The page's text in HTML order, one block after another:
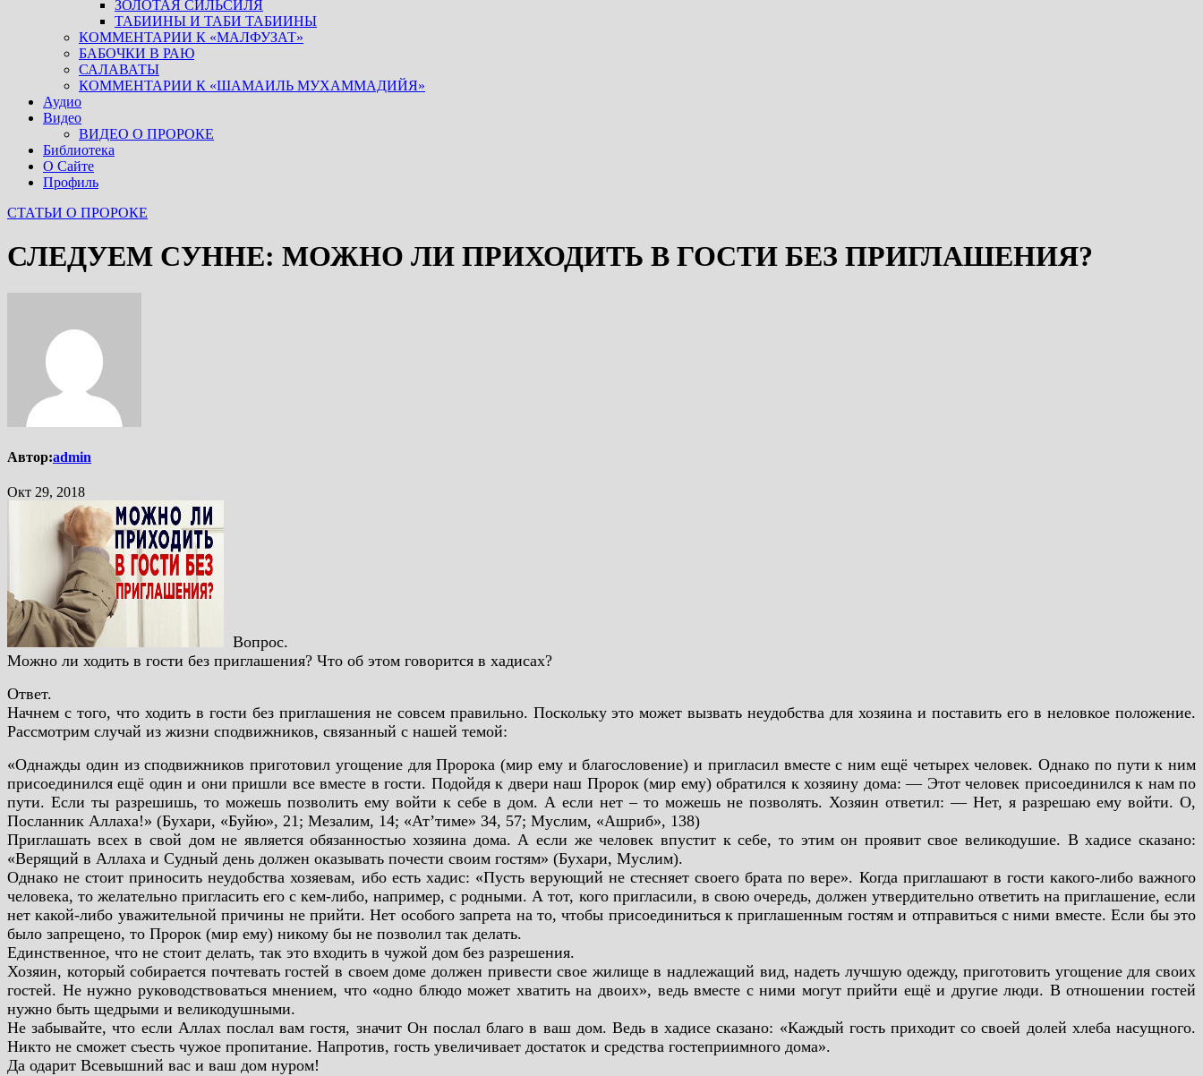
ЗОЛОТАЯ СИЛЬСИЛЯ
ТАБИИНЫ И ТАБИ ТАБИИНЫ
КОММЕНТАРИИ К «МАЛФУЗАТ»
БАБОЧКИ В РАЮ
САЛАВАТЫ
КОММЕНТАРИИ К «ШАМАИЛЬ МУХАММАДИЙЯ»
Аудио
Видео
ВИДЕО О ПРОРОКЕ
Библиотека
О Сайте
Профиль
СТАТЬИ О ПРОРОКЕ
СЛЕДУЕМ СУННЕ: МОЖНО ЛИ ПРИХОДИТЬ В ГОСТИ БЕЗ ПРИГЛАШЕНИЯ?
Автор:admin
Окт 29, 2018
Вопрос.
Можно ли ходить в гости без приглашения? Что об этом говорится в хадисах?
Ответ.
Начнем с того, что ходить в гости без приглашения не совсем правильно. Поскольку это может вызвать неудобства для хозяина и поставить его в неловкое положение.
Рассмотрим случай из жизни сподвижников, связанный с нашей темой:
«Однажды один из сподвижников приготовил угощение для Пророка (мир ему и благословение) и пригласил вместе с ним ещё четырех человек. Однако по пути к ним
присоединился ещё один и они пришли все вместе в гости. Подойдя к двери наш Пророк (мир ему) обратился к хозяину дома: — Этот человек присоединился к нам по
пути. Если ты разрешишь, то можешь позволить ему войти к себе в дом. А если нет – то можешь не позволять. Хозяин ответил: — Нет, я разрешаю ему войти. О,
Посланник Аллаха!» (Бухари, «Буйю», 21; Мезалим, 14; «Ат’тиме» 34, 57; Муслим, «Ашриб», 138)
Приглашать всех в свой дом не является обязанностью хозяина дома. А если же человек впустит к себе, то этим он проявит свое великодушие. В хадисе сказано:
«Верящий в Аллаха и Судный день должен оказывать почести своим гостям» (Бухари, Муслим).
Однако не стоит приносить неудобства хозяевам, ибо есть хадис: «Пусть верующий не стесняет своего брата по вере». Когда приглашают в гости какого-либо важного
человека, то желательно пригласить его с кем-либо, например, с родными. А тот, кого пригласили, в свою очередь, должен утвердительно ответить на приглашение, если
нет какой-либо уважительной причины не прийти. Нет особого запрета на то, чтобы присоединиться к приглашенным гостям и отправиться с ними вместе. Если бы это
было запрещено, то Пророк (мир ему) никому бы не позволил так делать.
Единственное, что не стоит делать, так это входить в чужой дом без разрешения.
Хозяин, который собирается почтевать гостей в своем доме должен привести свое жилище в надлежащий вид, надеть лучшую одежду, приготовить угощение для своих
гостей. Не нужно руководствоваться мнением, что «одно блюдо может хватить на двоих», ведь вместе с ними могут прийти ещё и другие люди. В отношении гостей
нужно быть щедрыми и великодушными.
Не забывайте, что если Аллах послал вам гостя, значит Он послал благо в ваш дом. Ведь в хадисе сказано: «Каждый гость приходит со своей долей хлеба насущного.
Никто не сможет съесть чужое пропитание. Напротив, гость увеличивает достаток и средства гостеприимного дома».
Да одарит Всевышний вас и ваш дом нуром!